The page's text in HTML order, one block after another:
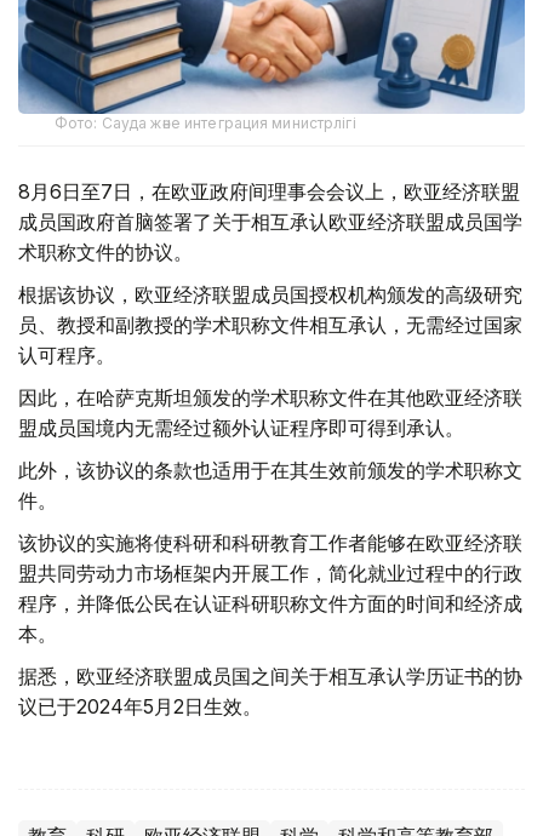
Фото: Сауда және интеграция министрлігі
8月6日至7日，在欧亚政府间理事会会议上，欧亚经济联盟
成员国政府首脑签署了关于相互承认欧亚经济联盟成员国学
术职称文件的协议。
根据该协议，欧亚经济联盟成员国授权机构颁发的高级研究
员、教授和副教授的学术职称文件相互承认，无需经过国家
认可程序。
因此，在哈萨克斯坦颁发的学术职称文件在其他欧亚经济联
盟成员国境内无需经过额外认证程序即可得到承认。
此外，该协议的条款也适用于在其生效前颁发的学术职称文
件。
该协议的实施将使科研和科研教育工作者能够在欧亚经济联
盟共同劳动力市场框架内开展工作，简化就业过程中的行政
程序，并降低公民在认证科研职称文件方面的时间和经济成
本。
据悉，欧亚经济联盟成员国之间关于相互承认学历证书的协
议已于2024年5月2日生效。